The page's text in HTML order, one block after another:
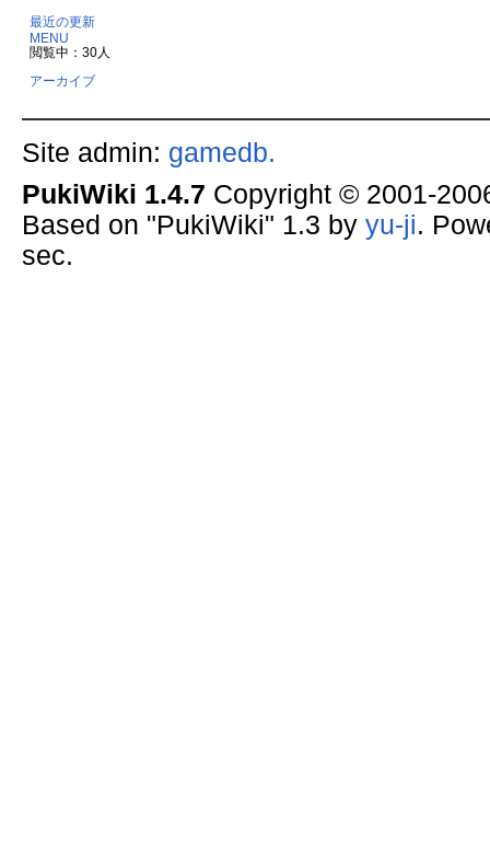
最近の更新
MENU
閲覧中：30人
アーカイブ
Site admin: gamedb.
PukiWiki 1.4.7 Copyright © 2001-
Based on "PukiWiki" 1.3 by yu-ji.
sec.